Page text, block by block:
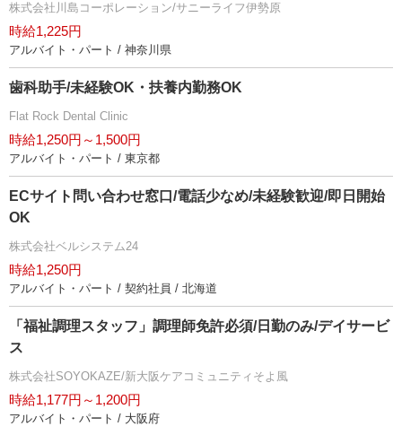
株式会社川島コーポレーション/サニーライフ伊勢原
時給1,225円
アルバイト・パート / 神奈川県
歯科助手/未経験OK・扶養内勤務OK
Flat Rock Dental Clinic
時給1,250円～1,500円
アルバイト・パート / 東京都
ECサイト問い合わせ窓口/電話少なめ/未経験歓迎/即日開始
OK
株式会社ベルシステム24
時給1,250円
アルバイト・パート / 契約社員 / 北海道
「福祉調理スタッフ」調理師免許必須/日勤のみ/デイサービ
ス
株式会社SOYOKAZE/新大阪ケアコミュニティそよ風
時給1,177円～1,200円
アルバイト・パート / 大阪府